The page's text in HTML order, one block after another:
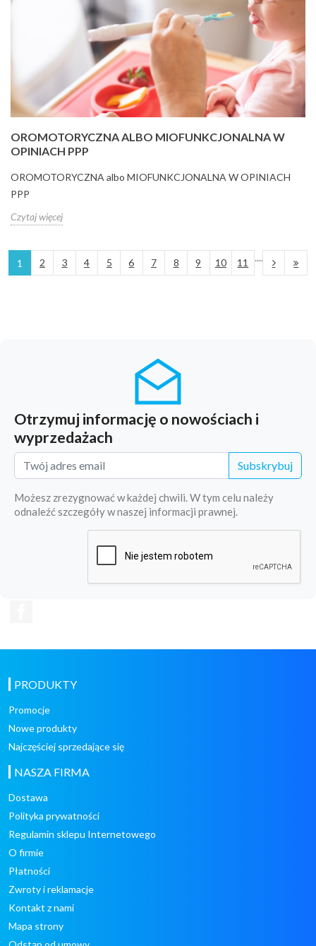
OROMOTORYCZNA ALBO MIOFUNKCJONALNA W
OPINIACH PPP
OROMOTORYCZNA albo MIOFUNKCJONALNA W OPINIACH
PPP
Czytaj więcej
1 2 3 4 5 6 7 8 9 10 11 ....
Otrzymuj informację o nowościach i
wyprzedażach
Subskrybuj
Możesz zrezygnować w każdej chwili. W tym celu należy
odnaleźć szczegóły w naszej informacji prawnej.
PRODUKTY
Promocje
Nowe produkty
Najczęściej sprzedające się
NASZA FIRMA
Dostawa
Polityka prywatności
Regulamin sklepu Internetowego
O firmie
Płatności
Zwroty i reklamacje
Kontakt z nami
Mapa strony